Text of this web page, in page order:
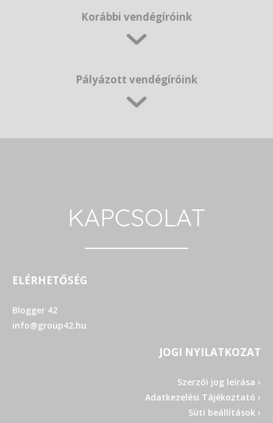
Korábbi vendégíróink
Pályázott vendégíróink
KAPCSOLAT
ELÉRHETŐSÉG
Blogger 42
info@group42.hu
JOGI NYILATKOZAT
Szerzői jog leírása ›
Adatkezelési Tájékoztató ›
Süti beállítások ›